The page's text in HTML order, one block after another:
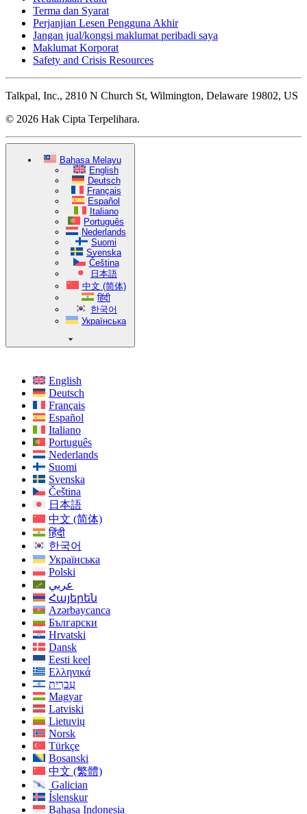
Terma dan Syarat
Perjanjian Lesen Pengguna Akhir
Jangan jual/kongsi maklumat peribadi saya
Maklumat Korporat
Safety and Crisis Resources
Talkpal, Inc., 2810 N Church St, Wilmington, Delaware 19802, US
© 2026 Hak Cipta Terpelihara.
Bahasa Melayu
English
Deutsch
Français
Español
Italiano
Português
Nederlands
Suomi
Svenska
Čeština
日本語
中文 (简体)
हिंदी
한국어
Українська
English
Deutsch
Français
Español
Italiano
Português
Nederlands
Suomi
Svenska
Čeština
日本語
中文 (简体)
हिंदी
한국어
Українська
Polski
عربي
Հայերեն
Azərbaycanca
Български
Hrvatski
Dansk
Eesti keel
Ελληνικά
עִברִית
Magyar
Latviski
Lietuvių
Norsk
Türkçe
Bosanski
中文 (繁體)
Galician
Íslenskur
Bahasa Indonesia